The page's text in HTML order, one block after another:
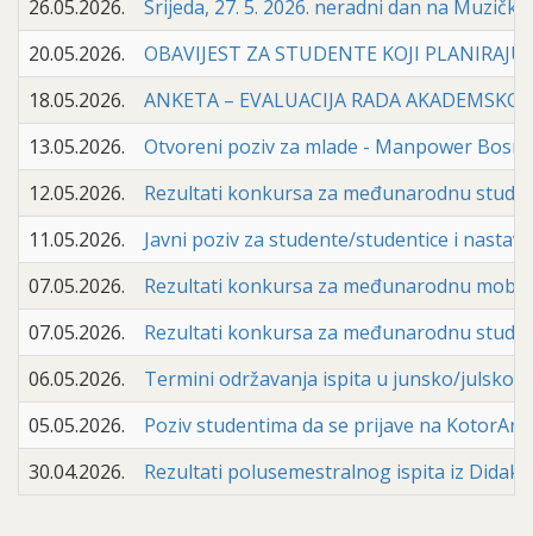
26.05.2026.
Srijeda, 27. 5. 2026. neradni dan na
20.05.2026.
OBAVIJEST ZA STUDENTE KOJI
18.05.2026.
ANKETA – EVALUACIJA RADA
13.05.2026.
Otvoreni poziv za mlade - Manpower
12.05.2026.
Rezultati konkursa za međunarodnu
11.05.2026.
Javni poziv za studente/studentice i
07.05.2026.
Rezultati konkursa za međunarodnu
07.05.2026.
Rezultati konkursa za međunarodnu
06.05.2026.
Termini održavanja ispita u junsko/
05.05.2026.
Poziv studentima da se prijave na KotorArt
30.04.2026.
Rezultati polusemestralnog ispita iz